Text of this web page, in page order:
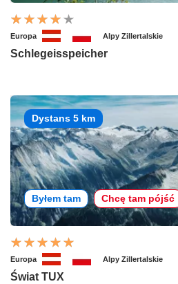
Europa Alpy Zillertalskie
Schlegeisspeicher
Dystans 5 km
Byłem tam Chcę tam pójść
Europa Alpy Zillertalskie
Świat TUX